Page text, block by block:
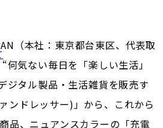
（本社：東京都台東区、代表取
気ない毎日を「楽しい生活」
ジタル製品・生活雑貨を販売す
ンドレッサー)」から、これから
品、ニュアンスカラーの「充電